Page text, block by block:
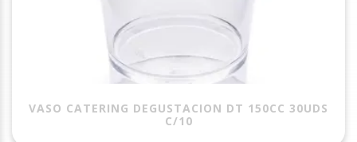
VASO CATERING DEGUSTACION DT 150CC 30UDS
C/10